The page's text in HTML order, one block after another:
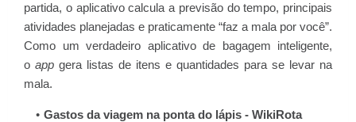
partida, o aplicativo calcula a previsão do tempo, principais
atividades planejadas e praticamente “faz a mala por você”.
Como um verdadeiro aplicativo de bagagem inteligente,
o app gera listas de itens e quantidades para se levar na
mala.
Gastos da viagem na ponta do lápis - WikiRota